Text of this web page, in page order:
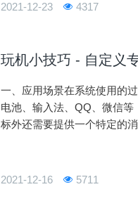
2021-12-23 4317
玩机小技巧 - 自定义
一、应用场景在系统使用的
电池、输入法、QQ、微信
标外还需要提供一个特定的
2021-12-16 5711